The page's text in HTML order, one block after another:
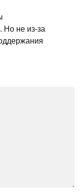
Но не из-за